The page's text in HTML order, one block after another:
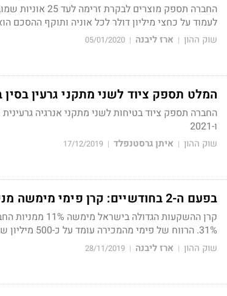
החברה תספק
לעמוד על כחצי מיליון דולר לכל אוניה ותוקף ההסכם
שוק ההון | ארז ליבנה |
05/01/2020
המלט תספק ציוד לשני מתקני גרעין בסין בכ-6.2 מיליון
ו-2021
שוק ההון | איתן גרסטנפלד |
17/12/2019
בפעם ה-2 בחודשיים: קרן פימי מימשה מניות בהמלט ב-100 מיליון שקל
31%. הרווח של פימי מהמכירה עומד על כ-500 מיליון שקל ומשקף תשואה של פי 3.4 על ההשקעה
שוק ההון | ארז ליבנה |
28/11/2019